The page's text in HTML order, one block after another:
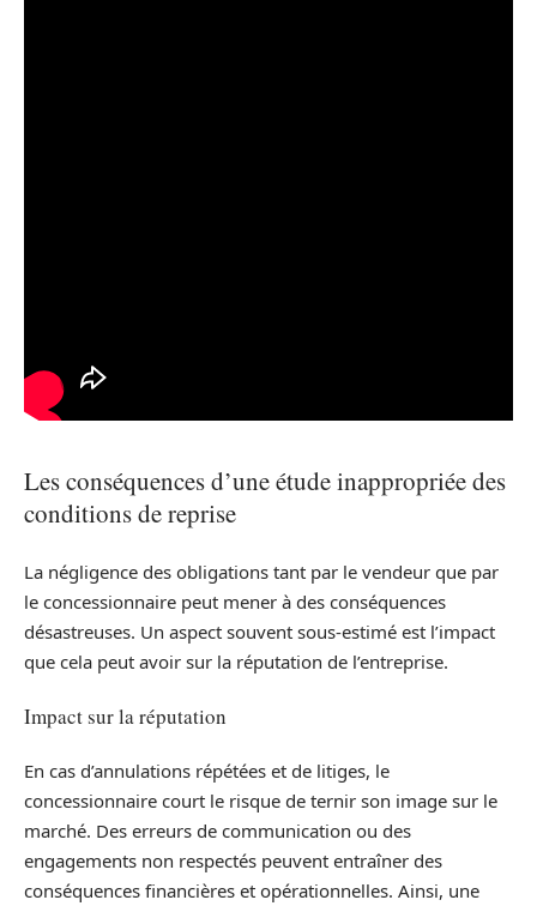
Les conséquences d’une étude inappropriée des
conditions de reprise
La négligence des obligations tant par le vendeur que par
le concessionnaire peut mener à des conséquences
désastreuses. Un aspect souvent sous-estimé est l’impact
que cela peut avoir sur la réputation de l’entreprise.
Impact sur la réputation
En cas d’annulations répétées et de litiges, le
concessionnaire court le risque de ternir son image sur le
marché. Des erreurs de communication ou des
engagements non respectés peuvent entraîner des
conséquences financières et opérationnelles. Ainsi, une